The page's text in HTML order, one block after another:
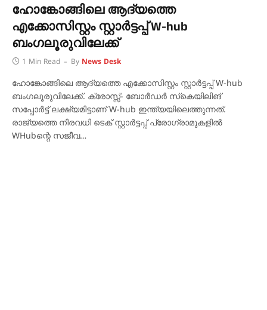
ഹോങ്കോങ്ങിലെ ആദ്യത്തെ
എക്കോസിസ്റ്റം സ്റ്റാര്‍ട്ടപ്പ് W-hub
ബംഗലൂരുവിലേക്ക്
1 Min Read By News Desk
ഹോങ്കോങ്ങിലെ ആദ്യത്തെ എക്കോസിസ്റ്റം സ്റ്റാര്‍ട്ടപ്പ് W-hub
ബംഗലൂരുവിലേക്ക്. ക്രോസ്സ്- ബോര്‍ഡര്‍ സ്‌കെയിലിങ്
സപ്പോര്‍ട്ട് ലക്ഷ്യമിട്ടാണ് W-hub ഇന്ത്യയിലെത്തുന്നത്.
രാജ്യത്തെ നിരവധി ടെക് സ്റ്റാര്‍ട്ടപ്പ് പ്രോഗ്രാമുകളില്‍
WHubന്റെ സജീവ…